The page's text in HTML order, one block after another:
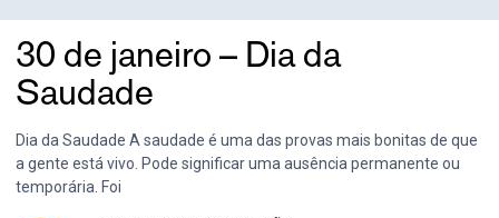
30 de janeiro – Dia da
Saudade
Dia da Saudade A saudade é uma das provas mais bonitas de que
a gente está vivo. Pode significar uma ausência permanente ou
temporária. Foi